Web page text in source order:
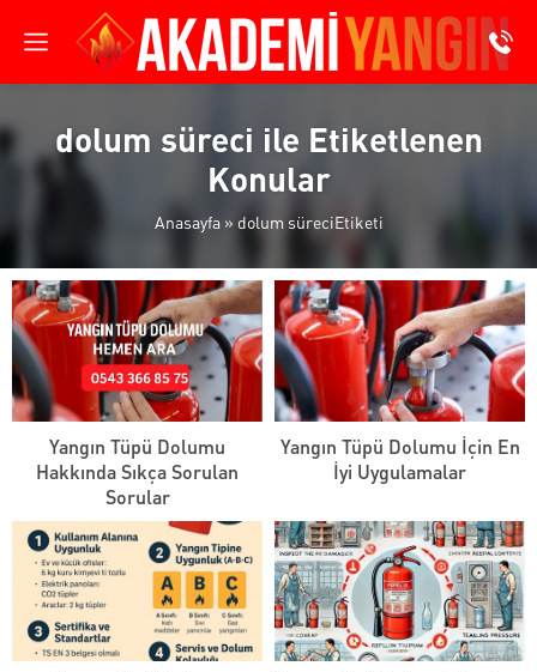
dolum süreci ile Etiketlenen
Konular
Anasayfa» dolum süreciEtiketi
Yangın Tüpü Dolumu
Hakkında Sıkça Sorulan
Sorular
Yangın Tüpü Dolumu İçin En
İyi Uygulamalar